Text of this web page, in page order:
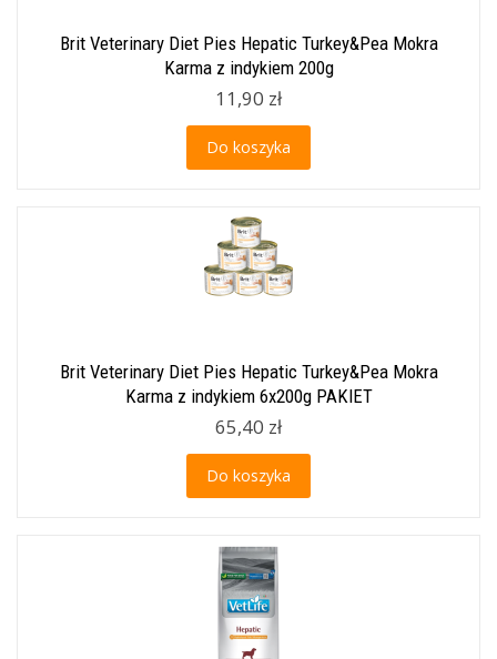
Brit Veterinary Diet Pies Hepatic Turkey&Pea Mokra
Karma z indykiem 200g
11,90 zł
Do koszyka
Brit Veterinary Diet Pies Hepatic Turkey&Pea Mokra
Karma z indykiem 6x200g PAKIET
65,40 zł
Do koszyka